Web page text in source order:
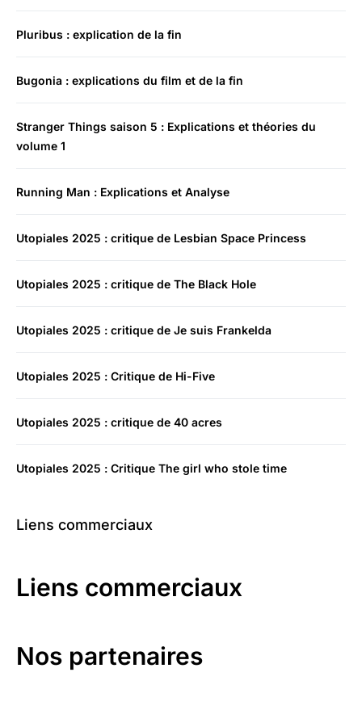
Pluribus : explication de la fin
Bugonia : explications du film et de la fin
Stranger Things saison 5 : Explications et théories du
volume 1
Running Man : Explications et Analyse
Utopiales 2025 : critique de Lesbian Space Princess
Utopiales 2025 : critique de The Black Hole
Utopiales 2025 : critique de Je suis Frankelda
Utopiales 2025 : Critique de Hi-Five
Utopiales 2025 : critique de 40 acres
Utopiales 2025 : Critique The girl who stole time
Liens commerciaux
Liens commerciaux
Nos partenaires